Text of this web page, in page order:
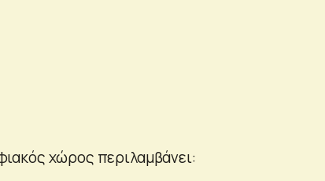
χώρος περιλαμβάνει: